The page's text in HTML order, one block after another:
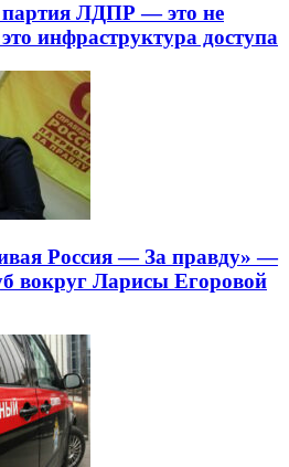
партия ЛДПР — это не
инфраструктура доступа
Россия — За правду» —
вокруг Ларисы Егоровой